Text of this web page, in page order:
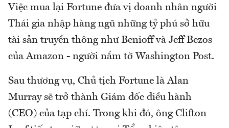
Việc mua lại Fortune đưa vị doanh nhân người
Thái gia nhập hàng ngũ những tỷ phú sở hữu
tài sản truyền thông như Benioff và Jeff Bezos
của Amazon - người nắm tờ Washington Post.
Sau thương vụ, Chủ tịch Fortune là Alan
Murray sẽ trở thành Giám đốc điều hành
(CEO) của tạp chí. Trong khi đó, ông Clifton